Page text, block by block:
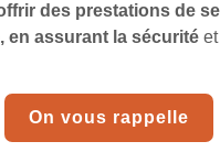
des prestations de
en assurant la sécuritéet
On vous rappelle